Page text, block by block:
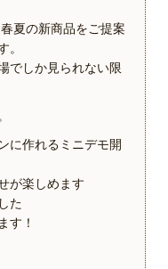
夏の新商品をご提案
。
でしか見られない限
に作れるミニデモ開
が楽しめます
た
す！